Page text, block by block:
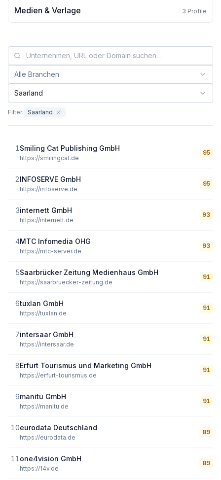
Medien & Verlage 3 Profile
Branche filtern:
Alle Branchen
Bundesland filtern:
Saarland
Filter: Saarland
1 Smiling Cat Publishing GmbH
https://smilingcat.de
95
2INFOSERVE GmbH
https://infoserve.de
95
3internett GmbH
https://internett.de
93
4MTC Infomedia OHG
https://mtc-server.de
93
5Saarbrücker Zeitung Medienhaus GmbH
https://saarbruecker-zeitung.de
91
6tuxlan GmbH
https://tuxlan.de
91
7intersaar GmbH
https://intersaar.de
91
8Erfurt Tourismus und Marketing GmbH
https://erfurt-tourismus.de
91
9manitu GmbH
https://manitu.de
91
10eurodata Deutschland
https://eurodata.de
89
11 one4vision GmbH
https://14v.de
89